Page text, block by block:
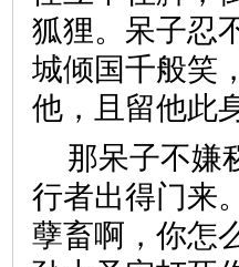
狐狸。呆子忍
城倾国千般笑
他，且留他
那呆子不嫌
行者出得门来
孽畜啊，你怎